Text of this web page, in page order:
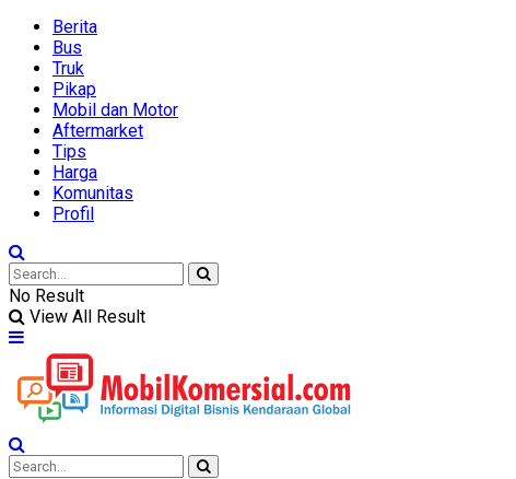
Berita
Bus
Truk
Pikap
Mobil dan Motor
Aftermarket
Tips
Harga
Komunitas
Profil
No Result
View All Result